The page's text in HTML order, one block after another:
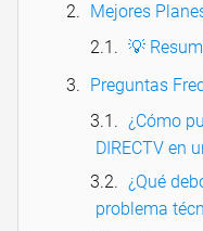
Mejores
💡
Preguntas
¿Cómo
DIRECTV en
¿Qué
problema